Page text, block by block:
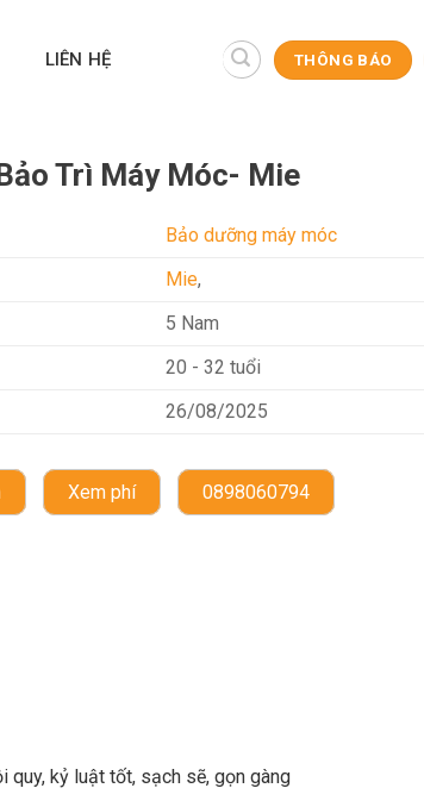
LIÊN HỆ THÔNG BÁO
Trì Máy Móc- Mie
Bảo dưỡng máy móc
Mie,
5 Nam
20 - 32 tuổi
26/08/2025
Xem phí 0898060794
quy, kỷ luật tốt, sạch sẽ, gọn gàng